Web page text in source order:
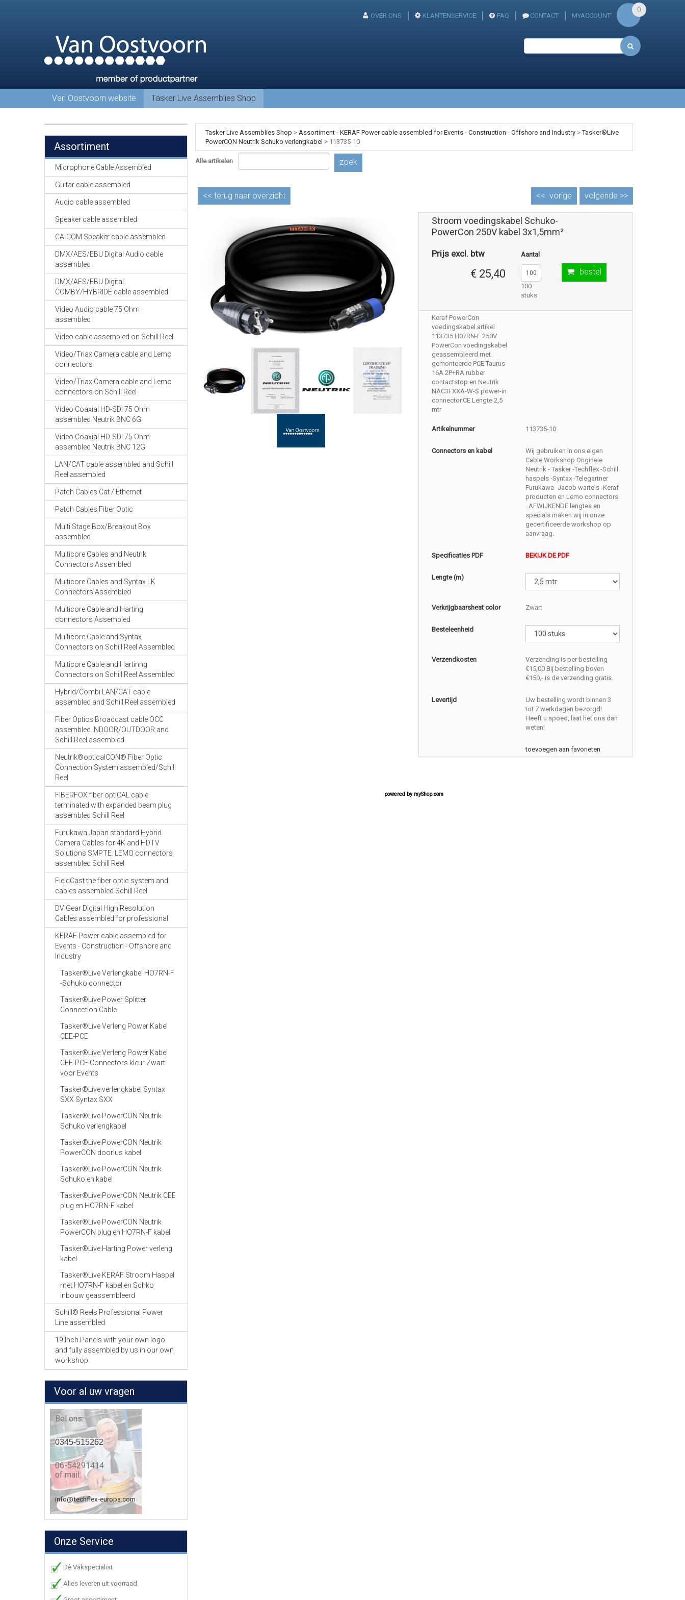
OVER ONS KLANTENSERVICE FAQ CONTACT MYACCOUNT
0
Van Oostvoorn website Tasker Live Assemblies Shop
Assortiment
Microphone Cable Assembled
Guitar cable assembled
Audio cable assembled
Speaker cable assembled
CA-COM Speaker cable assembled
DMX/AES/EBU Digital Audio cable
assembled
DMX/AES/EBU Digital
COMBY/HYBRIDE cable assembled
Video Audio cable 75 Ohm
assembled
Video cable assembled on Schill Reel
Video/Triax Camera cable and Lemo
connectors
Video/Triax Camera cable and Lemo
connectors on Schill Reel
Video Coaxial HD-SDI 75 Ohm
assembled Neutrik BNC 6G
Video Coaxial HD-SDI 75 Ohm
assembled Neutrik BNC 12G
LAN/CAT cable assembled and Schill
Reel assembled
Patch Cables Cat / Ethernet
Patch Cables Fiber Optic
Multi Stage Box/Breakout Box
assembled
Multicore Cables and Neutrik
Connectors Assembled
Multicore Cables and Syntax LK
Connectors Assembled
Multicore Cable and Harting
connectors Assembled
Multicore Cable and Syntax
Connectors on Schill Reel Assembled
Multicore Cable and Hartinng
Connectors on Schill Reel Assembled
Hybrid/Combi LAN/CAT cable
assembled and Schill Reel assembled
Fiber Optics Broadcast cable OCC
assembled INDOOR/OUTDOOR and
Schill Reel assembled
Neutrik®opticalCON® Fiber Optic
Connection System assembled/Schill
Reel
FIBERFOX fiber optiCAL cable
terminated with expanded beam plug
assembled Schill Reel
Furukawa Japan standard Hybrid
Camera Cables for 4K and HDTV
Solutions SMPTE. LEMO connectors
assembled Schill Reel
FieldCast the fiber optic system and
cables assembled Schill Reel
DVIGear Digital High Resolution
Cables assembled for professional
KERAF Power cable assembled for
Events - Construction - Offshore and
Industry
Tasker®Live Verlengkabel HO7RN-F
-Schuko connector
Tasker®Live Power Splitter
Connection Cable
Tasker®Live Verleng Power Kabel
CEE-PCE
Tasker®Live Verleng Power Kabel
CEE-PCE Connectors kleur Zwart
voor Events
Tasker®Live verlengkabel Syntax
SXX Syntax SXX
Tasker®Live PowerCON Neutrik
Schuko verlengkabel
Tasker®Live PowerCON Neutrik
PowerCON doorlus kabel
Tasker®Live PowerCON Neutrik
Schuko en kabel
Tasker®Live PowerCON Neutrik CEE
plug en HO7RN-F kabel
Tasker®Live PowerCON Neutrik
PowerCON plug en HO7RN-F kabel
Tasker®Live Harting Power verleng
kabel
Tasker®Live KERAF Stroom Haspel
met HO7RN-F kabel en Schko
inbouw geassembleerd
Schill® Reels Professional Power
Line assembled
19 Inch Panels with your own logo
and fully assembled by us in our own
workshop
Voor al uw vragen
Bel ons:
0345-515262
06-54291414
of mail:
info@techflex-europa.com
Onze Service
Dè Vakspecialist
Alles leveren uit voorraad
Tasker Live Assemblies Shop > Assortiment - KERAF Power cable assembled for Events - Construction - Offshore and Industry>Tasker®Live
PowerCON Neutrik Schuko verlengkabel > 113735-10
Alle artikelen zoek
<< terug naar overzicht volgende >>
<< vorige
Stroom voedingskabel Schuko-
PowerCon 250V kabel 3x1,5mm²
Prijs excl. btw
€ 25,40
Aantal
100
stuks
bestel
Keraf PowerCon
voedingskabel.artikel
113735.H07RN-F 250V
PowerCon voedingskabel
geassembleerd met
gemonteerde PCE Taurus
16A 2P+RA rubber
contactstop en Neutrik
NAC3FXXA-W-S power-in
connector.CE Lengte 2,5
mtr
Artikelnummer 113735-10
Connectors en kabel
Wij gebruiken in ons eigen
Cable Workshop Originele
Neutrik - Tasker -Techflex -Schill
haspels -Syntax -Telegartner
Furukawa -Jacob wartels -Keraf
producten en Lemo connectors
. AFWIJKENDE lengtes en
specials maken wij in onze
gecertificeerde workshop op
aanvraag.
Specificaties PDF BEKIJK DE PDF
Lengte (m)
Verkrijgbaarsheat color Zwart
Besteleenheid
Verzendkosten
Verzending is per bestelling
€15,00 Bij bestelling boven
€150,- is de verzending gratis.
Levertijd
Uw bestelling wordt binnen 3
tot 7 werkdagen bezorgd!
Heeft u spoed, laat het ons dan
weten!
toevoegen aan favorieten
powered by myShop.com